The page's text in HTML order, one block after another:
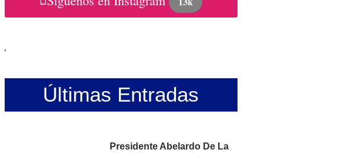
Últimas Entradas
Presidente Abelardo De La